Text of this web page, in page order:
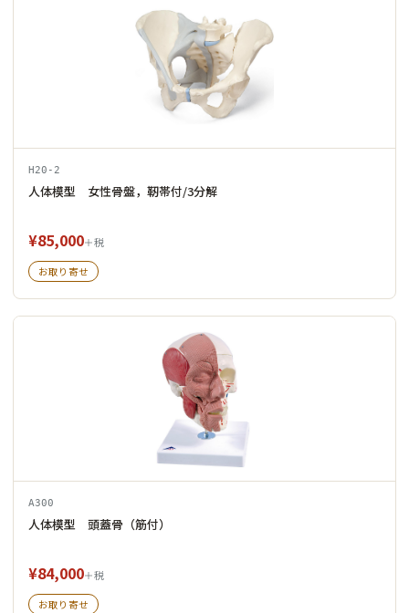
H20-2
人体模型 女性骨盤，靭帯付/3分解
¥85,000＋税
お取り寄せ
A300
人体模型 頭蓋骨（筋付）
¥84,000＋税
お取り寄せ